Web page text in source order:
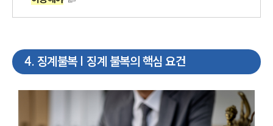
4. 징계불복 | 징계 불복의 핵심 요건